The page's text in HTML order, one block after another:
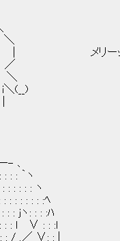
リーッ！
ヽ
: : ヽ
: : : :ﾍ
: : : :ﾊ
l ∨ : : :l
／ ∨: : |